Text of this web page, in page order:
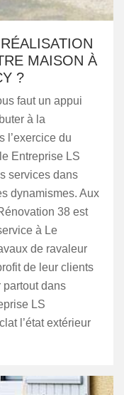
MAISON À
?
faut un appui
à la
l’exercice du
Entreprise LS
services dans
dynamismes. Aux
38 est
à Le
de ravaleur
de leur clients
dans
LS
l’état extérieur